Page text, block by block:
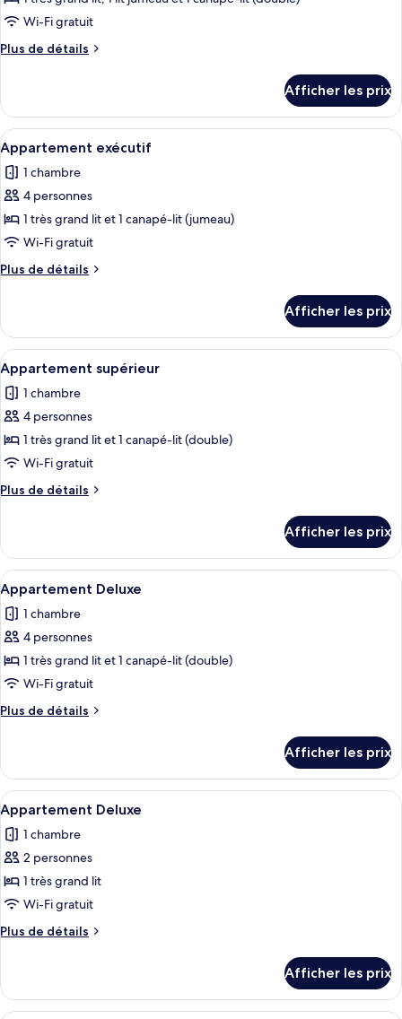
ce
type
de
Appartement
exécutif
Wi-Fi gratuit
Plus de détails
Plus
Appartement
exécutif
Afficher les prix
Afficher
toutes
les
photos
pour
ce
type
de
Appartement
exécutif
Draps en coton égyptien, literie de
5
Appartement exécutif
1 chambre
4 personnes
1 très grand lit et 1 canapé-lit (jumeau)
Wi-Fi gratuit
Plus de détails
Plus
Appartement
exécutif
Afficher les prix
Afficher
toutes
les
photos
pour
ce
type
de
Appartement
supérieur
Appartement supérieur | Cuisine
6
Appartement supérieur
1 chambre
4 personnes
1 très grand lit et 1 canapé-lit (double)
Wi-Fi gratuit
Plus de détails
Plus
Appartement
supérieur
Afficher les prix
Afficher
toutes
les
photos
pour
ce
type
de
Appartement
Deluxe
Draps en coton égyptien, literie de
11
Appartement Deluxe
1 chambre
4 personnes
1 très grand lit et 1 canapé-lit (double)
Wi-Fi gratuit
Plus de détails
Plus
Appartement
Deluxe
Afficher les prix
Afficher
toutes
les
photos
pour
ce
type
de
Appartement
Deluxe
5
Appartement Deluxe
1 chambre
2 personnes
1 très grand lit
Wi-Fi gratuit
Plus de détails
Plus
Appartement
Deluxe
Afficher les prix